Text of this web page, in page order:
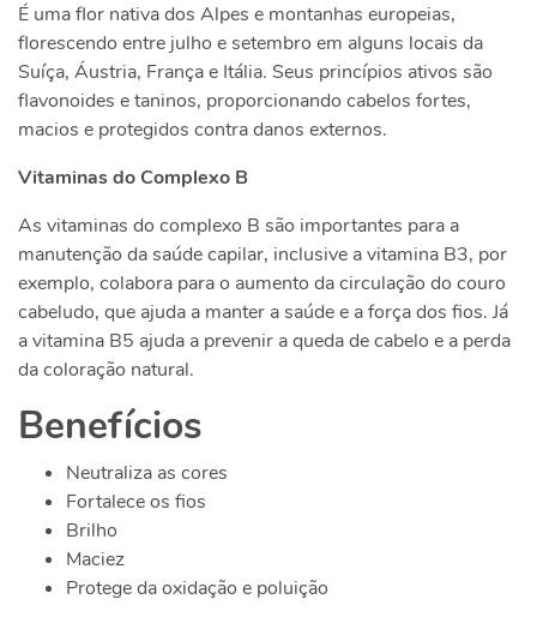
É uma flor nativa dos Alpes e montanhas europeias,
florescendo entre julho e setembro em alguns locais da
Suíça, Áustria, França e Itália. Seus princípios ativos são
flavonoides e taninos, proporcionando cabelos fortes,
macios e protegidos contra danos externos.
Vitaminas do Complexo B
As vitaminas do complexo B são importantes para a
manutenção da saúde capilar, inclusive a vitamina B3, por
exemplo, colabora para o aumento da circulação do couro
cabeludo, que ajuda a manter a saúde e a força dos fios. Já
a vitamina B5 ajuda a prevenir a queda de cabelo e a perda
da coloração natural.
Benefícios
Neutraliza as cores
Fortalece os fios
Brilho
Maciez
Protege da oxidação e poluição